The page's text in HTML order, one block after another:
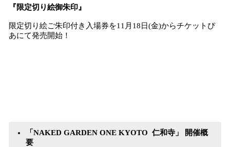
『限定切り絵御朱印』
限定切り絵ご朱印付き入場券を11月18日(金)からチケットぴ
あにて発売開始！
「NAKED GARDEN ONE KYOTO 仁和寺」 開催概
要